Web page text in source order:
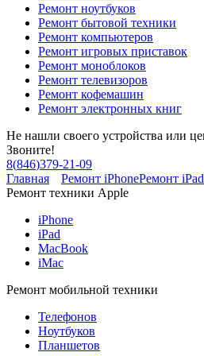
Ремонт ноутбуков
Ремонт бытовой техники
Ремонт компьютеров
Ремонт игровых приставок
Ремонт моноблоков
Ремонт телевизоров
Ремонт кофемашин
Ремонт электронных книг
Не нашли своего устройства или
Звоните!
8(846)379-21-09
Главная
Ремонт iPhoneРемонт iPad
Ремонт техники Apple
iPhone
iPad
MacBook
iMac
Ремонт мобильной техники
Телефонов
Ноутбуков
Планшетов